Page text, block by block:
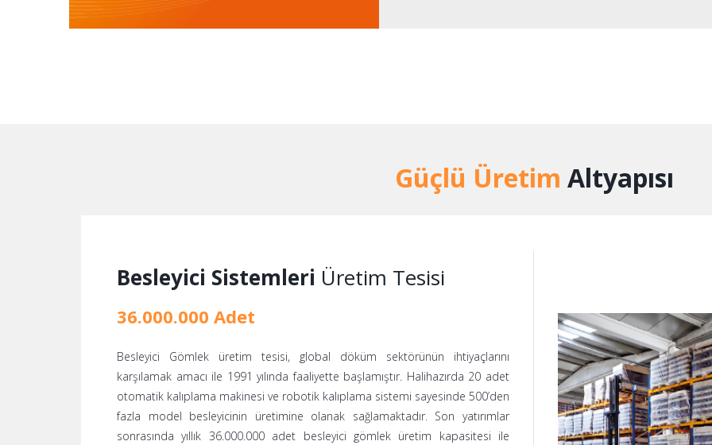
Güçlü Üretim Altyapısı
Besleyici Sistemleri Üretim Tesisi
36.000.000 Adet
Besleyici Gömlek üretim tesisi, global döküm sektörünün ihtiyaçlarını
karşılamak amacı ile 1991 yılında faaliyette başlamıştır. Halihazırda 20 adet
otomatik kalıplama makinesi ve robotik kalıplama sistemi sayesinde 500’den
fazla model besleyicinin üretimine olanak sağlamaktadır. Son yatırımlar
sonrasında yıllık 36.000.000 adet besleyici gömlek üretim kapasitesi ile